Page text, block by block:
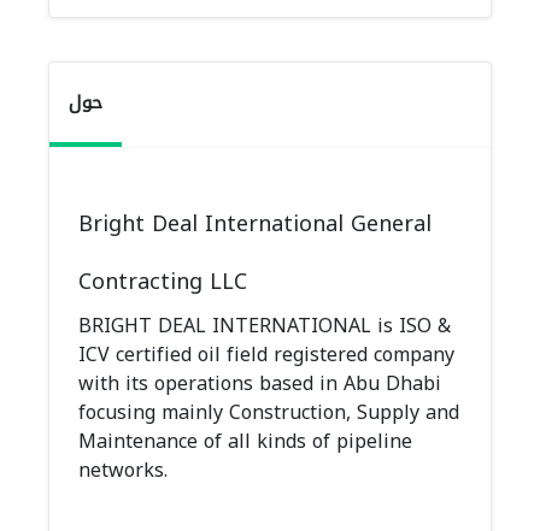
حول
Bright Deal International General
Contracting LLC
BRIGHT DEAL INTERNATIONAL is ISO &
ICV certified oil field registered company
with its operations based in Abu Dhabi
focusing mainly Construction, Supply and
Maintenance of all kinds of pipeline
networks.